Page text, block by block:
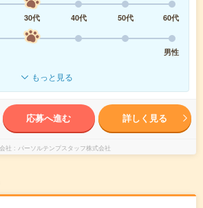
30代 40代 50代
60代
男性
もっと見る
応募へ進む 詳しく見る
社 パーソルテンプスタッフ株式会社